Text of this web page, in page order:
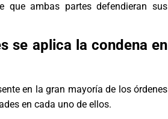
que ambas partes defendieran sus
se aplica la condena en
en la gran mayoría de los órdenes
en cada uno de ellos.